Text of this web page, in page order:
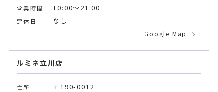
営業時間 10:00～21:00
定休日 なし
Google Map
ルミネ立川店
住所
〒190-0012